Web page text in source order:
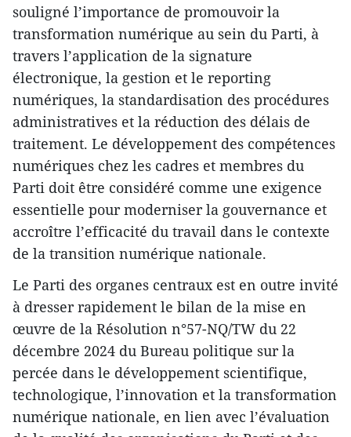
souligné l’importance de promouvoir la
transformation numérique au sein du Parti, à
travers l’application de la signature
électronique, la gestion et le reporting
numériques, la standardisation des procédures
administratives et la réduction des délais de
traitement. Le développement des compétences
numériques chez les cadres et membres du
Parti doit être considéré comme une exigence
essentielle pour moderniser la gouvernance et
accroître l’efficacité du travail dans le contexte
de la transition numérique nationale.
Le Parti des organes centraux est en outre invité
à dresser rapidement le bilan de la mise en
œuvre de la Résolution n°57-NQ/TW du 22
décembre 2024 du Bureau politique sur la
percée dans le développement scientifique,
technologique, l’innovation et la transformation
numérique nationale, en lien avec l’évaluation